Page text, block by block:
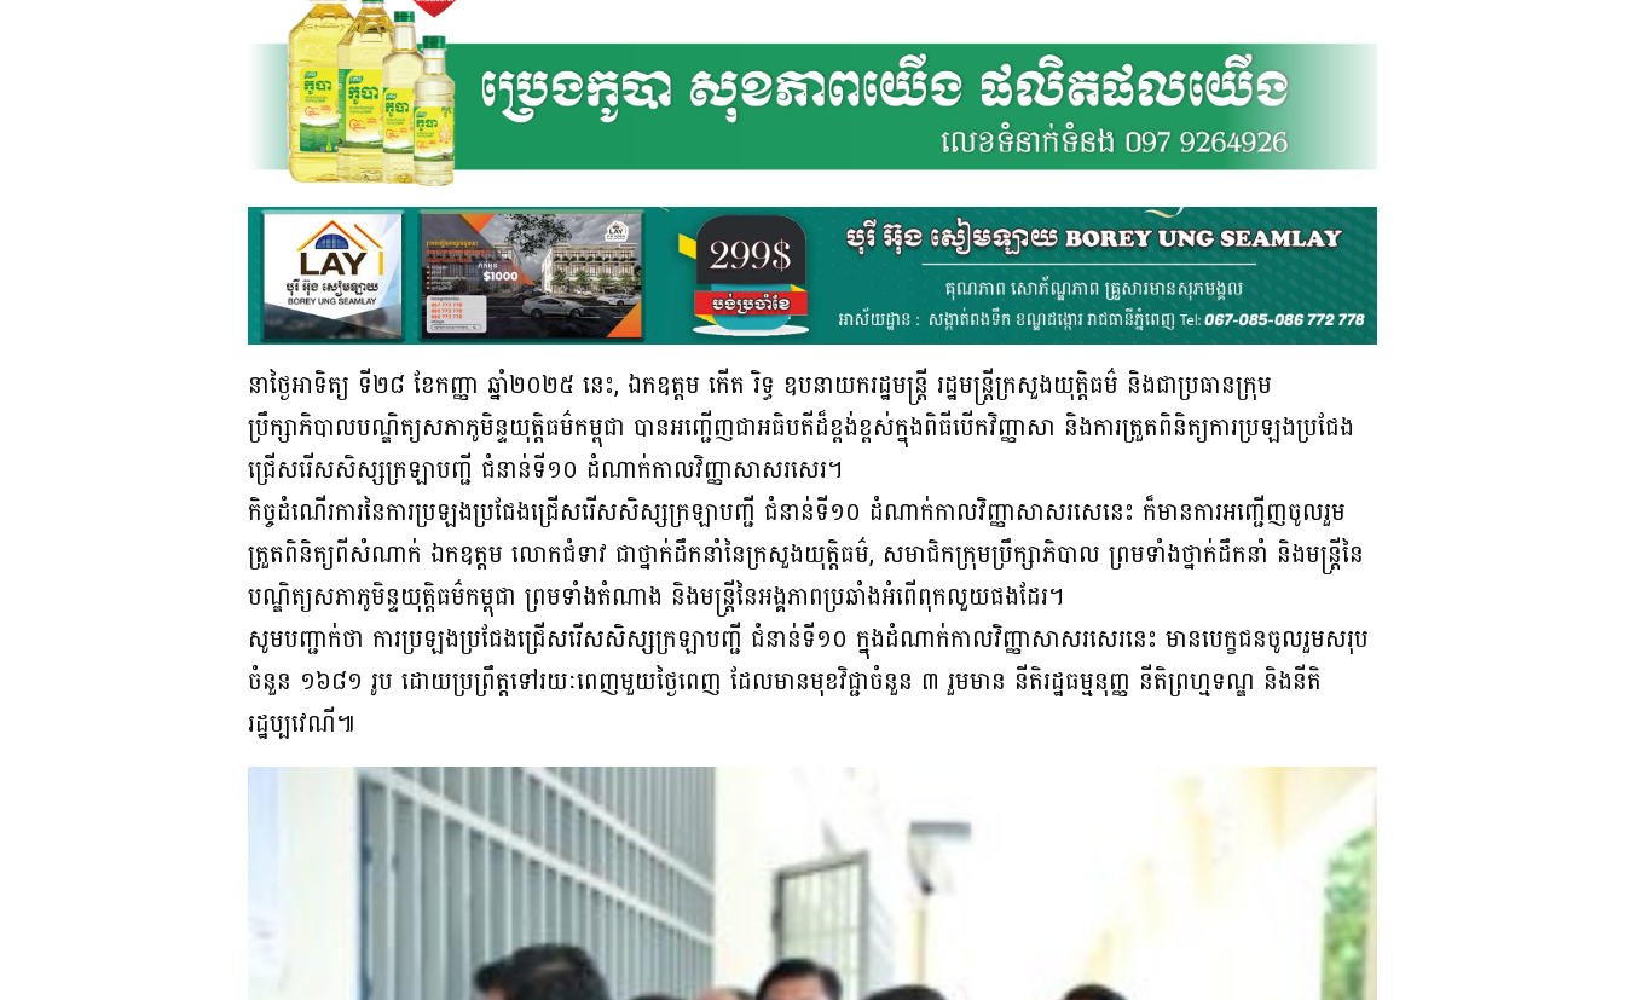
នាថ្ងៃអាទិត្យ ទី២៨ ខែកញ្ញា ឆ្នាំ២០២៥ នេះ, ឯកឧត្តម កើត រិទ្ធ ឧបនាយករដ្ឋមន្រ្តី រដ្ឋមន្រ្តីក្រសួងយុត្តិធម៌ និងជាប្រធានក្រុម
ប្រឹក្សាភិបាលបណ្ឌិត្យសភាភូមិន្ទយុត្តិធម៌កម្ពុជា បានអញ្ជើញជាអធិបតីដ៏ខ្ពង់ខ្ពស់ក្នុងពិធីបើកវិញ្ញាសា និងការត្រួតពិនិត្យការប្រឡងប្រជែង
ជ្រើសរើសសិស្សក្រឡាបញ្ជី ជំនាន់ទី១០ ដំណាក់កាលវិញ្ញាសាសរសេរ។
កិច្ចដំណើរការនៃការប្រឡងប្រជែងជ្រើសរើសសិស្សក្រឡាបញ្ជី ជំនាន់ទី១០ ដំណាក់កាលវិញ្ញាសាសរសេនេះ ក៏មានការអញ្ជើញចូលរួម
ត្រួតពិនិត្យពីសំណាក់ ឯកឧត្តម លោកជំទាវ ជាថ្នាក់ដឹកនាំនៃក្រសួងយុត្តិធម៌, សមាជិកក្រុមប្រឹក្សាភិបាល ព្រមទាំងថ្នាក់ដឹកនាំ និងមន្រ្តីនៃ
បណ្ឌិត្យសភាភូមិន្ទយុត្តិធម៌កម្ពុជា ព្រមទាំងតំណាង និងមន្ត្រីនៃអង្គភាពប្រឆាំងអំពើពុកលួយផងដែរ។
សូមបញ្ជាក់ថា ការប្រឡងប្រជែងជ្រើសរើសសិស្សក្រឡាបញ្ជី ជំនាន់ទី១០ ក្នុងដំណាក់កាលវិញ្ញាសាសរសេរនេះ មានបេក្ខជនចូលរួមសរុប
ចំនួន ១៦៨១ រូប ដោយប្រព្រឹត្តទៅរយៈពេញមួយថ្ងៃពេញ ដែលមានមុខវិជ្ជាចំនួន ៣ រួមមាន នីតិរដ្ឋធម្មនុញ្ញ នីតិព្រហ្មទណ្ឌ និងនីតិ
រដ្ឋប្បវេណី៕